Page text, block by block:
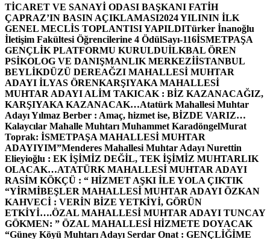
TİCARET VE SANAYİ ODASI BAŞKANI FATİH
ÇAPRAZ’IN BASIN AÇIKLAMASI2024 YILININ İLK
GENEL MECLİS TOPLANTISI YAPILDITürker İnanoğlu
İletişim Fakültesi Öğrencilerine 4 ÖdülSayı-116İSMETPAŞA
GENÇLİK PLATFORMU KURULDUİLKBAL ÖREN
PSİKOLOG VE DANIŞMANLIK MERKEZİİSTANBUL
BEYLİKDÜZÜ DEREAĞZI MAHALLESİ MUHTAR
ADAYI İLYAS ÖRENKARŞIYAKA MAHALLESİ
MUHTAR ADAYI ALİM TAKICAK : BİZ KAZANACAĞIZ,
KARŞIYAKA KAZANACAK…Atatürk Mahallesi Muhtar
Adayı Yılmaz Berber : Amaç, hizmet ise, BİZDE VARIZ…
Kalaycılar Mahalle Muhtarı Muhammet KaradöngelMurat
Toprak: İSMETPAŞA MAHALLESİ MUHTAR
ADAYIYIM”Menderes Mahallesi Muhtar Adayı Nurettin
Elieyioğlu : EK İŞİMİZ DEĞİL, TEK İŞİMİZ MUHTARLIK
OLACAK…ATATÜRK MAHALLESİ MUHTAR ADAYI
RASİM KÖKÇÜ : “ HİZMET AŞKI İLE YOLA ÇIKTIK
“YİRMİBEŞLER MAHALLESİ MUHTAR ADAYI ÖZKAN
KAHVECİ : VERİN BİZE YETKİYİ, GÖRÜN
ETKİYİ….ÖZAL MAHALLESİ MUHTAR ADAYI TUNCAY
GÖKMEN: ” ÖZAL MAHALLESİ HİZMETE DOYACAK
“Güney Köyü Muhtarı Adayı Serdar Onat : GENÇLİĞİME